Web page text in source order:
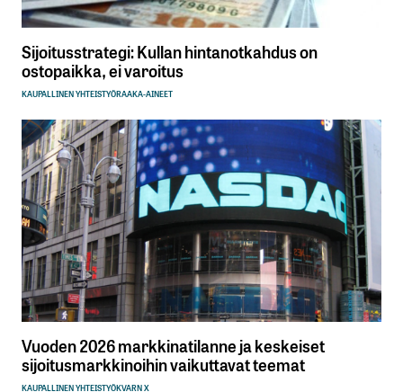
Sijoitusstrategi: Kullan hintanotkahdus on
ostopaikka, ei varoitus
KAUPALLINEN YHTEISTYÖRAAKA-AINEET
Vuoden 2026 markkinatilanne ja keskeiset
sijoitusmarkkinoihin vaikuttavat teemat
KAUPALLINEN YHTEISTYÖKVARN X